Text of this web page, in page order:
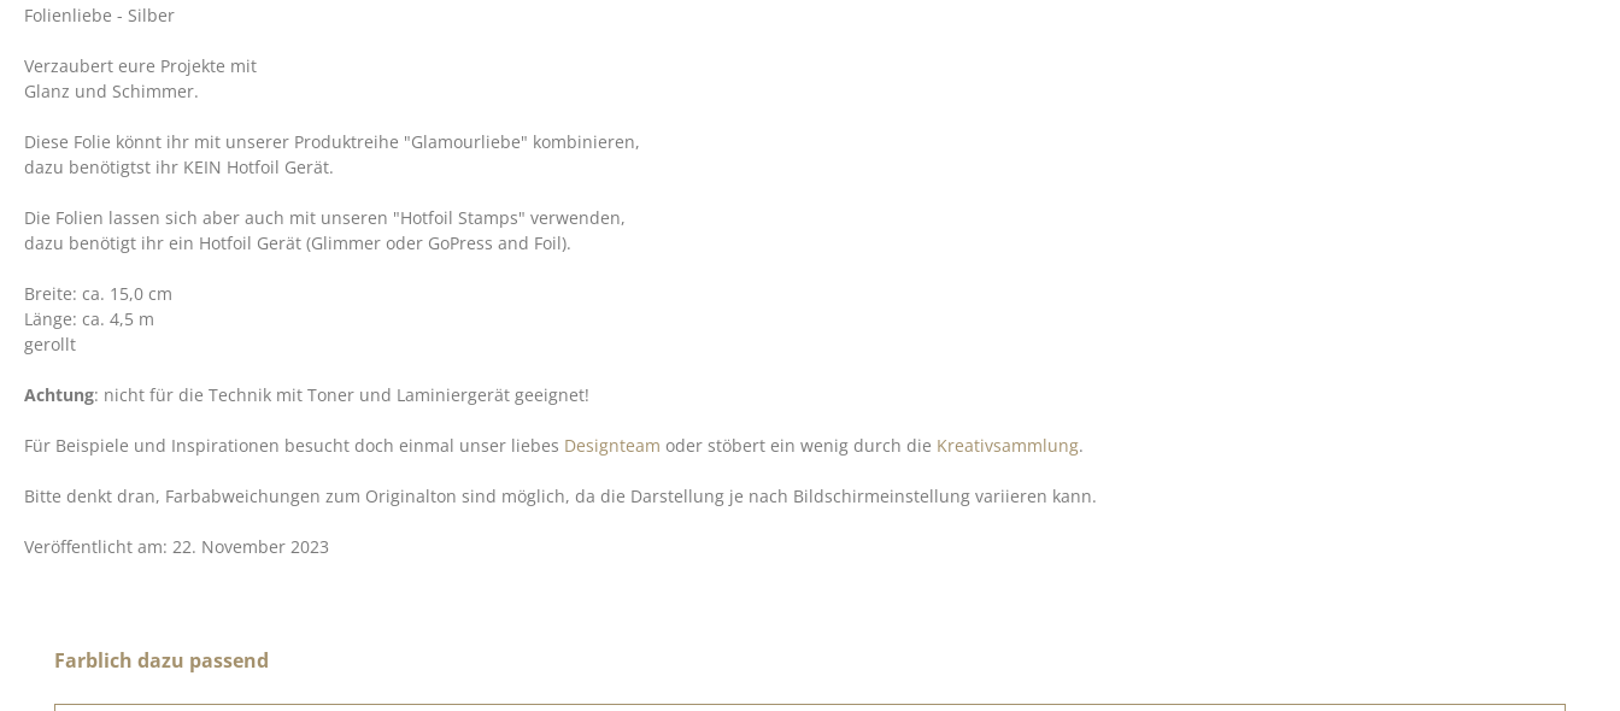
Folienliebe - Silber
Verzaubert eure Projekte mit
Glanz und Schimmer.
Diese Folie könnt ihr mit unserer Produktreihe "Glamourliebe" kombinieren,
dazu benötigtst ihr KEIN Hotfoil Gerät.
Die Folien lassen sich aber auch mit unseren "Hotfoil Stamps" verwenden,
dazu benötigt ihr ein Hotfoil Gerät (Glimmer oder GoPress and Foil).
Breite: ca. 15,0 cm
Länge: ca. 4,5 m
gerollt
Achtung: nicht für die Technik mit Toner und Laminiergerät geeignet!
Für Beispiele und Inspirationen besucht doch einmal unser liebes Designteam oder stöbert ein wenig durch die Kreativsammlung.
Bitte denkt dran, Farbabweichungen zum Originalton sind möglich, da die Darstellung je nach Bildschirmeinstellung variieren kann.
Veröffentlicht am: 22. November 2023
Produktgalerie überspringen
Farblich dazu passend